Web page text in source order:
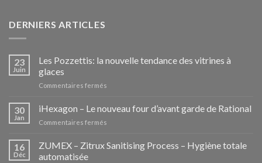
DERNIERS ARTICLES
23
Juin
Les Pozzettis: la nouvelle tendance des vitrines à
glaces
Commentaires fermés
Pozzettis:
des
30
Jan
iHexagon – Le nouveau four d’avant garde de Rational
Commentaires fermés
–
16
Déc
ZUMEX – Zitrux Sanitising Process – Hygiène totale
automatisée